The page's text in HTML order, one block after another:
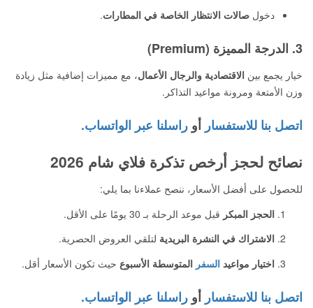
دخول صالات الانتظار الخاصة في المطارات.
3. الدرجة المميزة (Premium)
خيار يجمع بين الاقتصادية والرجال الأعمال، مع مميزات إضافية مثل زيادة
وزن الأمتعة ومرونة مواعيد التذاكر.
اتصل بنا للاستفسار أو راسلنا عبر الواتساب.
نصائح لحجز أرخص تذكرة فلاي شام 2026
للحصول على أفضل الأسعار، ننصح عملاءنا بما يلي:
الحجز المبكر قبل موعد الرحلة بـ 30 يومًا على الأقل.
الاشتراك في النشرة البريدية لتلقي العروض الحصرية.
اختيار مواعيد السفر المتوسطة الأسبوع حيث تكون الأسعار أقل.
اتصل بنا للاستفسار أو راسلنا عبر الواتساب.